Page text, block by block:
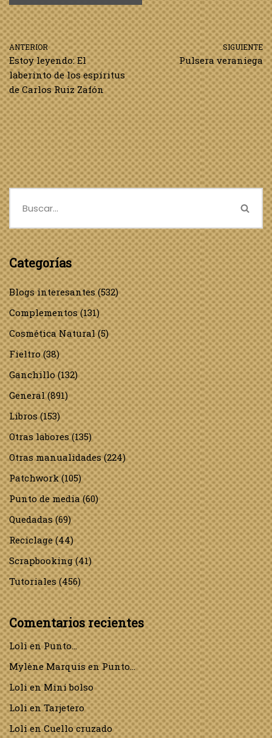
ANTERIOR
Estoy leyendo: El
laberinto de los espíritus
de Carlos Ruiz Zafón
SIGUIENTE
Pulsera veraniega
Categorías
Blogs interesantes(532)
Complementos(131)
Cosmética Natural(5)
Fieltro(38)
Ganchillo(132)
General(891)
Libros(153)
Otras labores(135)
Otras manualidades(224)
Patchwork(105)
Punto de media(60)
Quedadas(69)
Reciclage(44)
Scrapbooking(41)
Tutoriales(456)
Comentarios recientes
LolienPunto…
Mylène MarquisenPunto…
LolienMini bolso
LolienTarjetero
LolienCuello cruzado